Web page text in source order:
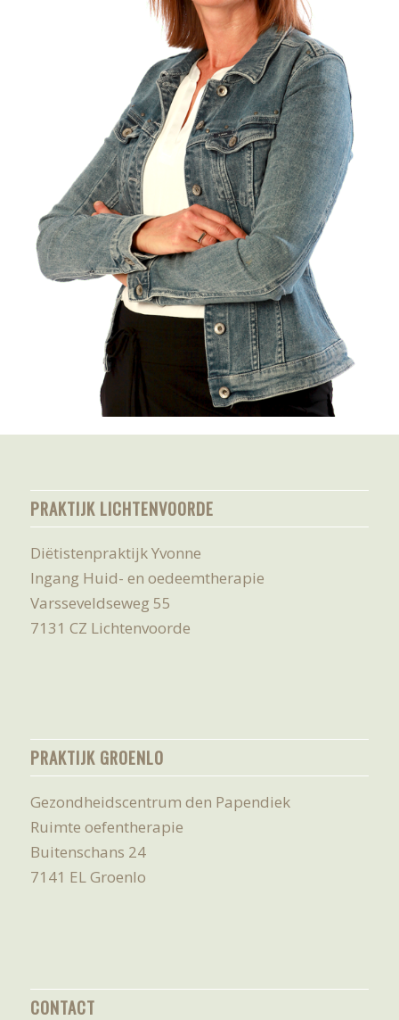
PRAKTIJK LICHTENVOORDE
Diëtistenpraktijk Yvonne
Ingang Huid- en oedeemtherapie
Varsseveldseweg 55
7131 CZ Lichtenvoorde
PRAKTIJK GROENLO
Gezondheidscentrum den Papendiek
Ruimte oefentherapie
Buitenschans 24
7141 EL Groenlo
CONTACT